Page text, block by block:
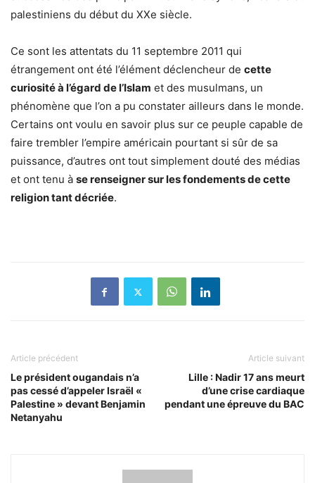
palestiniens du début du XXe siècle.
Ce sont les attentats du 11 septembre 2011 qui
étrangement ont été l’élément déclencheur de cette
curiosité à l’égard de l’Islam et des musulmans, un
phénomène que l’on a pu constater ailleurs dans le monde.
Certains ont voulu en savoir plus sur ce peuple capable de
faire trembler l’empire américain pourtant si sûr de sa
puissance, d’autres ont tout simplement douté des médias
et ont tenu à se renseigner sur les fondements de cette
religion tant décriée.
Article précédent
Le président ougandais n’a
pas cessé d’appeler Israël «
Palestine » devant Benjamin
Netanyahu
Article suivant
Lille : Nadir 17 ans meurt
d’une crise cardiaque
pendant une épreuve du BAC